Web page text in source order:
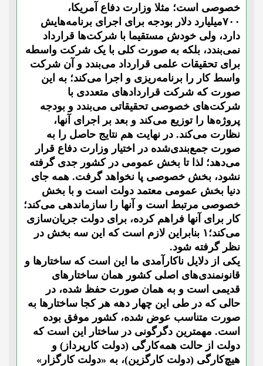
خصوصی است؛ مثلا وزارت دفاع آمریکا،
۷۰۰میلیارد دلار بودجه برای اجرای برنامه‌هایش
دارد، ولی خودش مستقیما با شرکت‌ها قرارداد
نمی‌بندد، بلکه به صورت کلی با یک شرکت واسطه
برای تحقیقات علمی قرارداد می‌بندد و آن شرکت
واسط کار را برنامه‌ریزی و اجرا می‌کند؛ به این
صورت که شرکت قراردادهای متعددی با
شرکت‌های خصوصی تحقیقاتی می‌بندد و بودجه
پروژه‌ها را توزیع می‌کند و بعد بر اجرای آنها،
نظارت می‌کند. در نهایت هم نتایج حاصل را به
صورت جمع‌بندی‌شده در اختیار وزارت دفاع قرار
می‌دهد؛ لذا تا بخش عمومی در کشور جدی گرفته
نشود، بخش خصوصی پا نخواهد گرفت. همه جای
دنیا بخش عمومی معتمد دولت است و با بخش
خصوصی مرتبط است و آنها را سازماندهی می‌کند؛
کار برای آنها فراهم کرده، برای دولت جریان‌سازی
می‌کند؛۱ بنابراین لازم است که این سه بخش در
نظر گرفته شود.
یکی از دلایل ناکارآمدی ما این است که ساختارها و
قانونمندی‌های اصلی کشور همان ساختارهای
قدیمی است و به همان صورت حفظ شده، در
حالی که در طی این چهار دهه هر کجا ساختارها به
صورت متناسب عوض ‌شده، کشور موفق بوده
است. مهمترین دگرگونی در ساختار این است که
دولت از حالت همه‌کار‌گی (دولت کارپرداز) و
هیچ‌کارگی (دولت کارگزین)، به «دولت کارگزار»